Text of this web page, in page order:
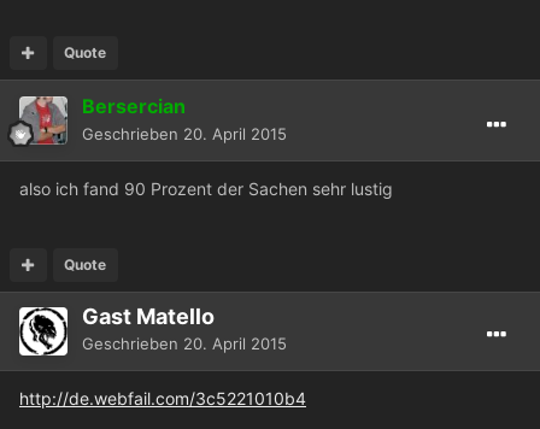
Quote
Bersercian
Geschrieben 20. April 2015
also ich fand 90 Prozent der Sachen sehr lustig
Quote
Gast Matello
Geschrieben 20. April 2015
http://de.webfail.com/3c5221010b4